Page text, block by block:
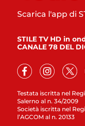
Testata iscritta nel
Salerno al n. 34/2009
Società iscritta nel
l’AGCOM al n. 20133
Scarica l'app di
STILE TV HD in
CANALE 78 DEL